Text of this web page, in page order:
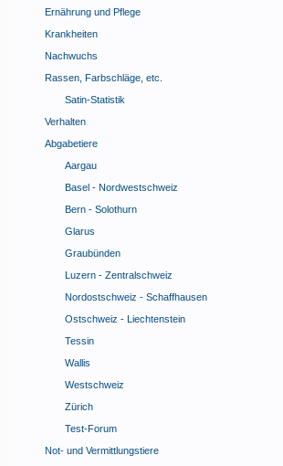
Ernährung und Pflege
Krankheiten
Nachwuchs
Rassen, Farbschläge, etc.
Satin-Statistik
Verhalten
Abgabetiere
Aargau
Basel - Nordwestschweiz
Bern - Solothurn
Glarus
Graubünden
Luzern - Zentralschweiz
Nordostschweiz - Schaffhausen
Ostschweiz - Liechtenstein
Tessin
Wallis
Westschweiz
Zürich
Test-Forum
Not- und Vermittlungstiere